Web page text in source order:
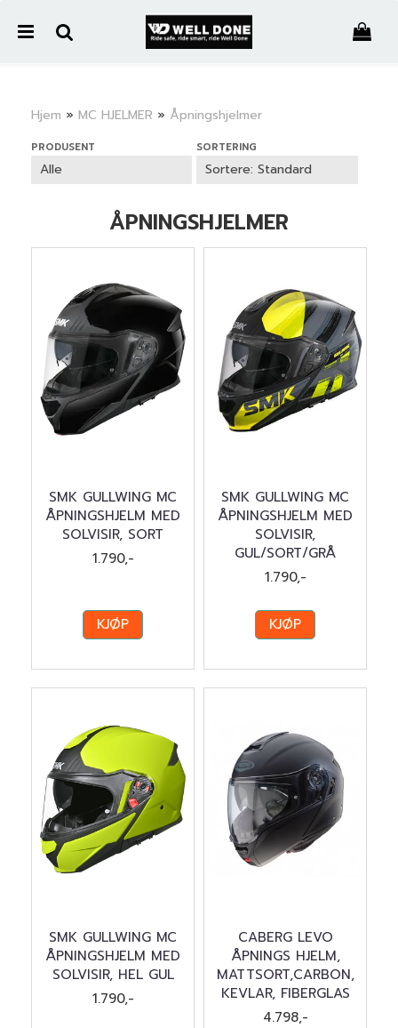
Hjem » MC HJELMER » Åpningshjelmer
PRODUSENT SORTERING
ÅPNINGSHJELMER
SMK GULLWING MC
ÅPNINGSHJELM MED
SOLVISIR, SORT
1.790,-
KJØP
SMK GULLWING MC
ÅPNINGSHJELM MED
SOLVISIR,
GUL/SORT/GRÅ
1.790,-
KJØP
SMK GULLWING MC
ÅPNINGSHJELM MED
SOLVISIR, HEL GUL
1.790,-
CABERG LEVO
ÅPNINGS HJELM,
MATTSORT,CARBON,
KEVLAR, FIBERGLAS
4.798,-